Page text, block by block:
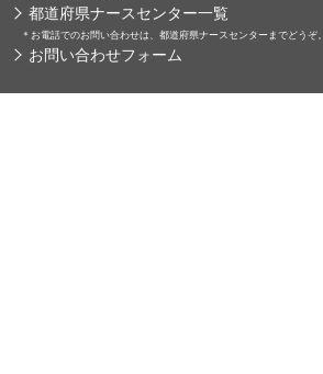
都道府県ナースセンター一覧
＊ お電話でのお問い合わせは、都道府県ナースセンターまでどうぞ。
お問い合わせフォーム